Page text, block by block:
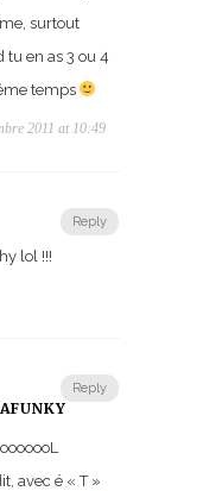
surtout
tu en as 3 ou 4
temps
2011 at 10:49
Reply
lol !!!
Reply
avec é « T »